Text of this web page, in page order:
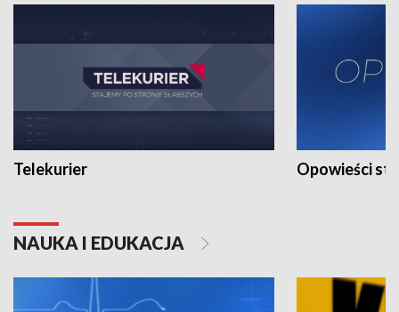
Telekurier Opowieści
NAUKA I EDUKACJA